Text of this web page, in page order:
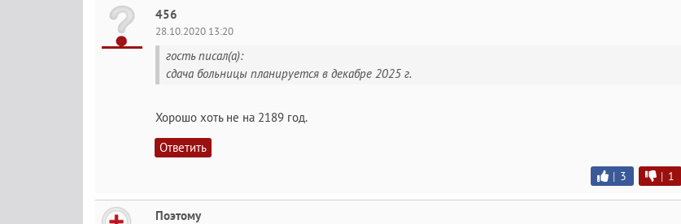
456
28.10.2020 13:20
гость писал(а):
сдача больницы планируется в декабре 2025 г.
Хорошо хоть не на 2189 год.
Ответить
| 3 | 1
Поэтому